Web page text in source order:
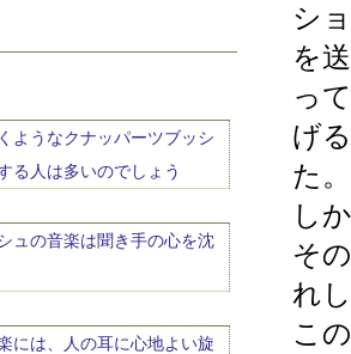
ようなクナッパーツブッシ
る人は多いのでしょう
ュの音楽は聞き手の心を沈
には、人の耳に心地よい旋
シ
を
っ
げ
た。
し
そ
れ
こ